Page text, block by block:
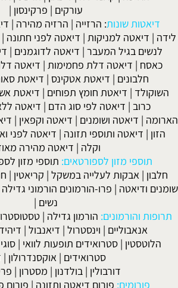
עורקים | פרקינסון |
דיאטות שונות: הרזייה | הרזיה מהירה |
לידה | דיאטה למניקות | דיאטה לפני חתונה |
לנשים בגיל המעבר | דיאטה לדוגמנים |
כאסח | דיאטה דלת פחמימות | דיאטה
חלבונים | דיאטת אטקינס | דיאטת
השוקולד | דיאטת חומץ תפוחים | דיאטת
כרוב | דיאטה לפי סוג הדם | דיאטה
הארומה | דיאטה ושומנים | דיאטה וקפאין |
הזון | דיאטה ותוספי תזונה | דיאטה לפני
וקלה | דיאטה מהירה
תוספי מזון לספורטאים: תוספי מזון
חלבון | אבקות לעלייה במשקל | קריאטין |
שומנים ודיאטה | פרו-הורמונים הורמוני גדילה
נשים |
תרופות והורמונים: הורמון גדילה |
אנאבוליים | וינסטרול | דיאנבול |
הלוטסטין | סטרואידים תופעות לוואי |
סטרואידים | אוקסנדרולון |
דורבולין | בולדנון | מסטרון |
פורומים: פורום דיאטה ותזונה | פורום